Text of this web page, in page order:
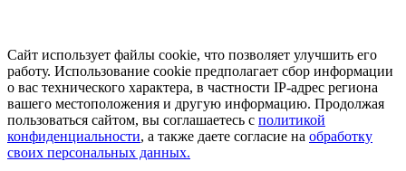
Сайт использует файлы cookie, что позволяет улучшить его
работу. Использование cookie предполагает сбор информации
о вас технического характера, в частности IP-адрес региона
вашего местоположения и другую информацию. Продолжая
пользоваться сайтом, вы соглашаетесь с политикой
конфиденциальности, а также даете согласие на обработку
своих персональных данных.